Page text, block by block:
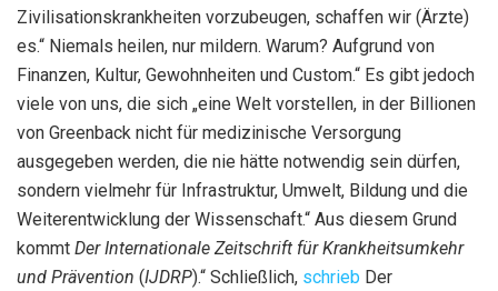
Zivilisationskrankheiten vorzubeugen, schaffen wir (Ärzte)
es.“ Niemals heilen, nur mildern. Warum? Aufgrund von
Finanzen, Kultur, Gewohnheiten und Custom.“ Es gibt jedoch
viele von uns, die sich „eine Welt vorstellen, in der Billionen
von Greenback nicht für medizinische Versorgung
ausgegeben werden, die nie hätte notwendig sein dürfen,
sondern vielmehr für Infrastruktur, Umwelt, Bildung und die
Weiterentwicklung der Wissenschaft.“ Aus diesem Grund
kommt Der Internationale Zeitschrift für Krankheitsumkehr
und Prävention (IJDRP).“ Schließlich, schrieb Der